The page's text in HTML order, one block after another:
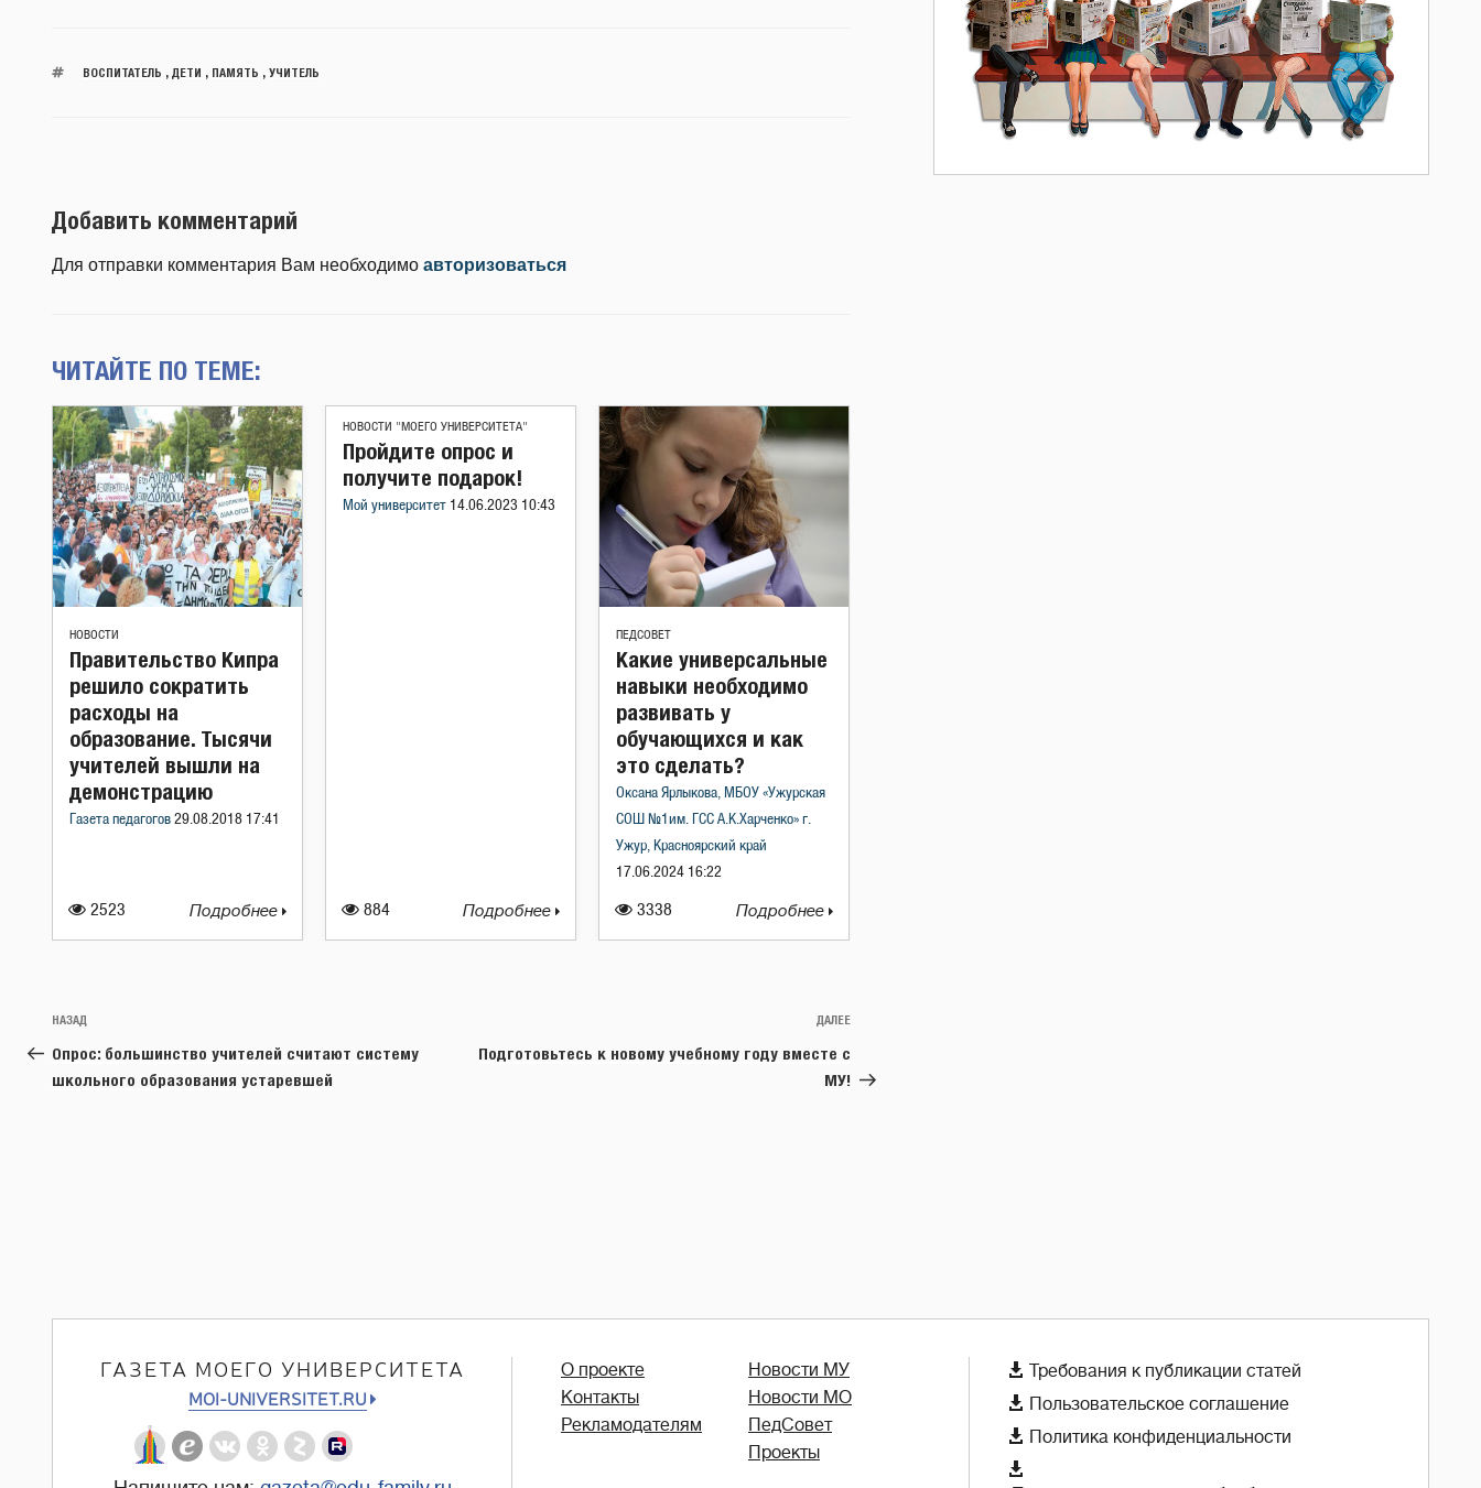
ВОСПИТАТЕЛЬ ДЕТИ ПАМЯТЬ УЧИТЕЛЬ
Добавить комментарий
Для отправки комментария Вам необходимо авторизоваться
ЧИТАЙТЕ ПО ТЕМЕ:
НОВОСТИ
2523
Правительство Кипра
решило сократить
расходы на
образование. Тысячи
учителей вышли на
демонстрацию
Газета педагогов 29.08.2018 17:41
Подробнее
НОВОСТИ "МОЕГО УНИВЕРСИТЕТА"
884
Пройдите опрос и
получите подарок!
Мой университет 14.06.2023 10:43
Подробнее
ПЕДСОВЕТ
3338
Какие универсальные
навыки необходимо
развивать у
обучающихся и как
это сделать?
Оксана Ярлыкова, МБОУ «Ужурская
СОШ №1им. ГСС А.К.Харченко» г.
Ужур, Красноярский край
17.06.2024 16:22
Подробнее
Навигация
по
записям
Предыдущая
запись:
НАЗАД
Опрос: большинство учителей считают систему
школьного образования устаревшей
Следующая
ДАЛЕЕ
Подготовьтесь к новому учебному году вместе с
МУ!
ГАЗЕТА МОЕГО УНИВЕРСИТЕТА
MOI-UNIVERSITET.RU
О проекте
Контакты
Рекламодателям
Новости МУ
Новости МО
ПедСовет
Проекты
 Требования к публикации статей
 Пользовательское соглашение
 Политика конфиденциальности
